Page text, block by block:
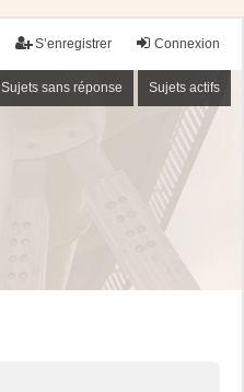
Connexion
S’enregistrer
Sujets sans réponse Sujets actifs